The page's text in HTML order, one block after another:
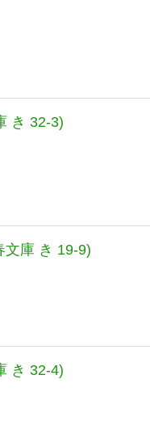
き 32-3)
文庫 き 19-9)
き 32-4)